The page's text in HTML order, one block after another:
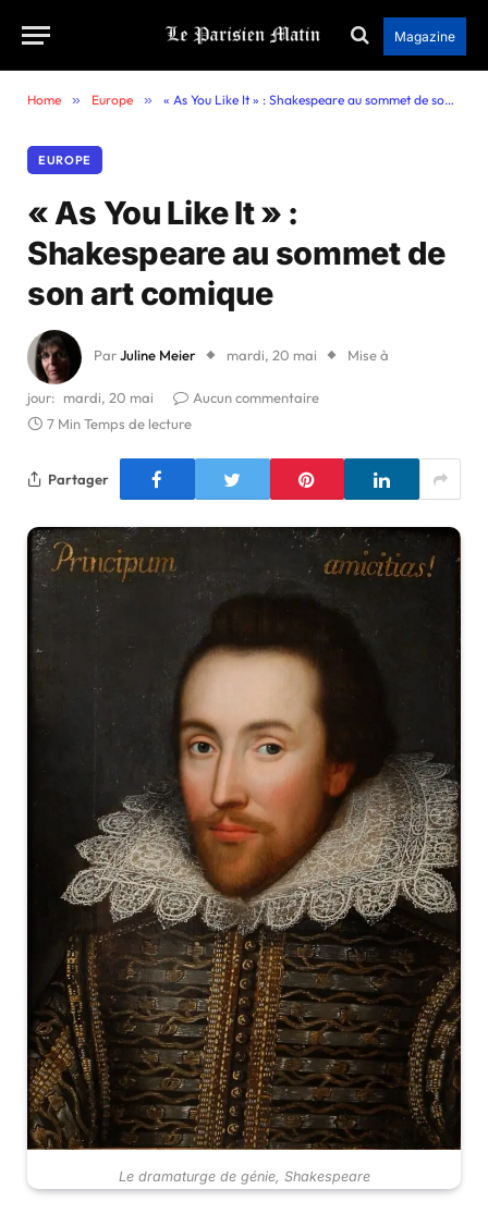
Magazine
Home » Europe » « As You Like It » : Shakespeare au sommet de son art comique
EUROPE
« As You Like It » :
Shakespeare au sommet de
son art comique
ParJuline Meier mardi, 20 mai Mise à
jour: mardi, 20 mai
Aucun commentaire
7 Min Temps de lecture
Partager
Le dramaturge de génie, Shakespeare